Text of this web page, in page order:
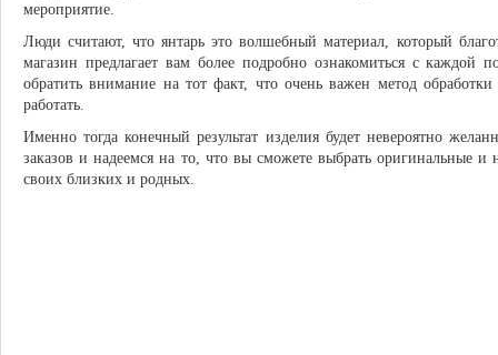
мероприятие.
Люди считают, что янтарь это волшебный материал, который
магазин предлагает вам более подробно ознакомиться с каждой
обратить внимание на тот факт, что очень важен метод
работать.
Именно тогда конечный результат изделия будет невероятно
заказов и надеемся на то, что вы сможете выбрать оригинальные и
своих близких и родных.